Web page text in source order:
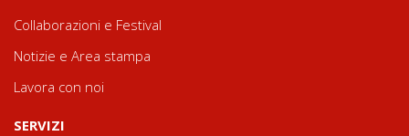
Collaborazioni e Festival
Notizie e Area stampa
Lavora con noi
SERVIZI